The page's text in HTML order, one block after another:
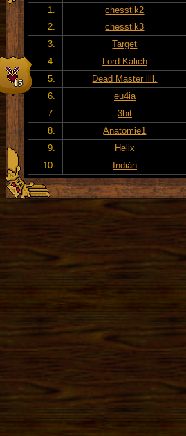
1.
chesstik2
2.
chesstik3
3.
Target
4.
Lord Kalich
5.
Dead Master llll.
6.
eu4ia
7.
3bit
8.
Anatomie1
9.
Helix
10.
Indián